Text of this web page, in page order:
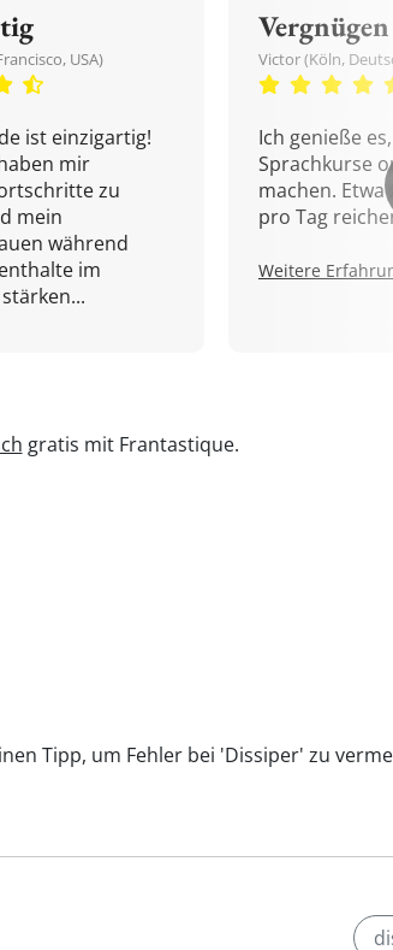
USA)
ist einzigartig!
mir
zu
mein
während
im
Vergnügen
Victor (Köln,
Ich genieße
Sprachkurse
machen. Etwa
pro Tag
Weitere
gratis mit Frantastique.
Tipp, um Fehler bei 'Dissiper' zu